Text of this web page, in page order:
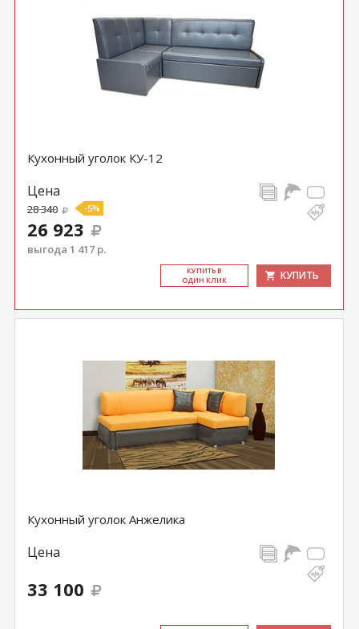
Кухонный уголок КУ-12
Цена
28 340 -5%
26 923
выгода 1 417 р.
КУ­ПИТЬ В
ОДИН КЛИК
КУПИТЬ
Кухонный уголок Анжелика
Цена
33 100